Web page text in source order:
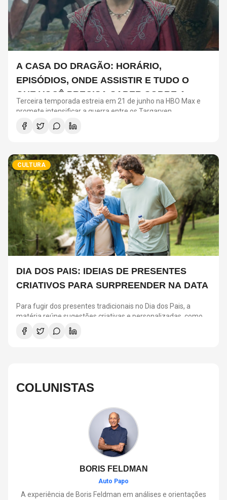
A CASA DO DRAGÃO: HORÁRIO,
EPISÓDIOS, ONDE ASSISTIR E TUDO O
QUE VOCÊ PRECISA SABER SOBRE A
NOVA TEMPORADA
Terceira temporada estreia em 21 de junho na HBO Max e
promete intensificar a guerra entre os Targaryen
CULTURA
DIA DOS PAIS: IDEIAS DE PRESENTES
CRIATIVOS PARA SURPREENDER NA DATA
Para fugir dos presentes tradicionais no Dia dos Pais, a
matéria reúne sugestões criativas e personalizadas, como
vinis, cursos de gastronomia, assinaturas de café, ingressos
para shows, ensaios em família e experiências
COLUNISTAS
BORIS FELDMAN
Auto Papo
A experiência de Boris Feldman em análises e orientações